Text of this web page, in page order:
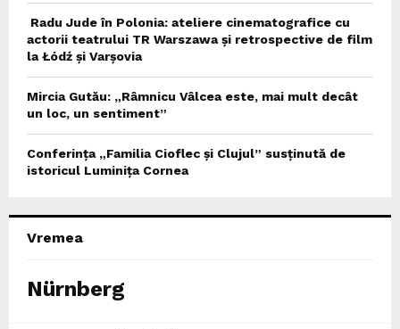
Radu Jude în Polonia: ateliere cinematografice cu
actorii teatrului TR Warszawa și retrospective de film
la Łódź și Varșovia
Mircia Gutău: „Râmnicu Vâlcea este, mai mult decât
un loc, un sentiment”
Conferința „Familia Cioflec și Clujul” susținută de
istoricul Luminița Cornea
Vremea
Nürnberg